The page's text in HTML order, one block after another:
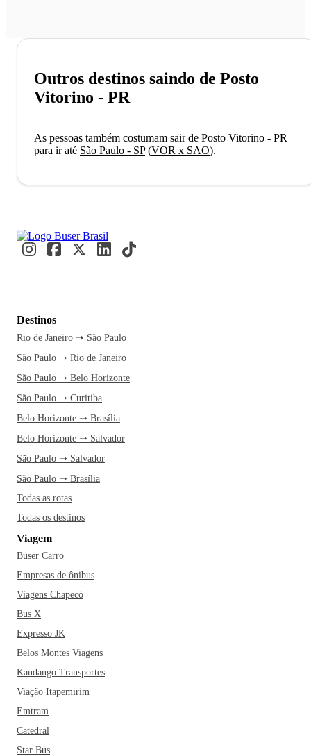
Outros destinos saindo de Posto
Vitorino - PR
As pessoas também costumam sair de Posto Vitorino - PR
para ir até São Paulo - SP(VOR x SAO).
Destinos
Rio de Janeiro ➝ São Paulo
São Paulo ➝ Rio de Janeiro
São Paulo ➝ Belo Horizonte
São Paulo ➝ Curitiba
Belo Horizonte ➝ Brasília
Belo Horizonte ➝ Salvador
São Paulo ➝ Salvador
São Paulo ➝ Brasília
Todas as rotas
Todas os destinos
Viagem
Buser Carro
Empresas de ônibus
Viagens Chapecó
Bus X
Expresso JK
Belos Montes Viagens
Kandango Transportes
Viação Itapemirim
Emtram
Catedral
Star Bus